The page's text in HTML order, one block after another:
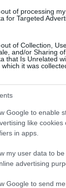
of processing my
for Targeted
of Collection,
and/or Sharing
that Is Unrelated
it was
Google to enable
like cookies
in apps.
my user data to
advertising
Google to send me
BERLIN!